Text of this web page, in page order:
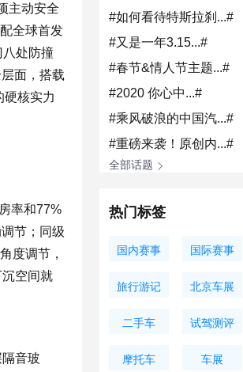
主动安全
全球首发
八处防撞
面，搭载
硬核实力
率和77%
节；同级
度调节，
空间就
音玻
#如何看待特斯拉刹...#
#又是一年3.15...#
#春节&情人节主题...#
#2020 你心中...#
#乘风破浪的中国汽...#
#重磅来袭！原创内...#
全部话题
热门标签
国内赛事 国际赛事
旅行游记 北京车展
二手车 试驾测评
摩托车 车展